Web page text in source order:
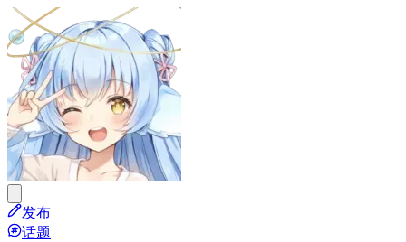
发布
话题